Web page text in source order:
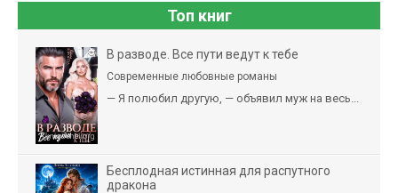
Топ книг
В разводе. Все пути ведут к тебе
Современные любовные романы
— Я полюбил другую, — объявил муж на весь...
Бесплодная истинная для распутного
дракона